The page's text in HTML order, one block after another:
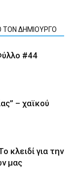
ΤΟΝ ΔΗΜΙΟΥΡΓΟ
#44
– χαϊκού
κλειδί για την
µας